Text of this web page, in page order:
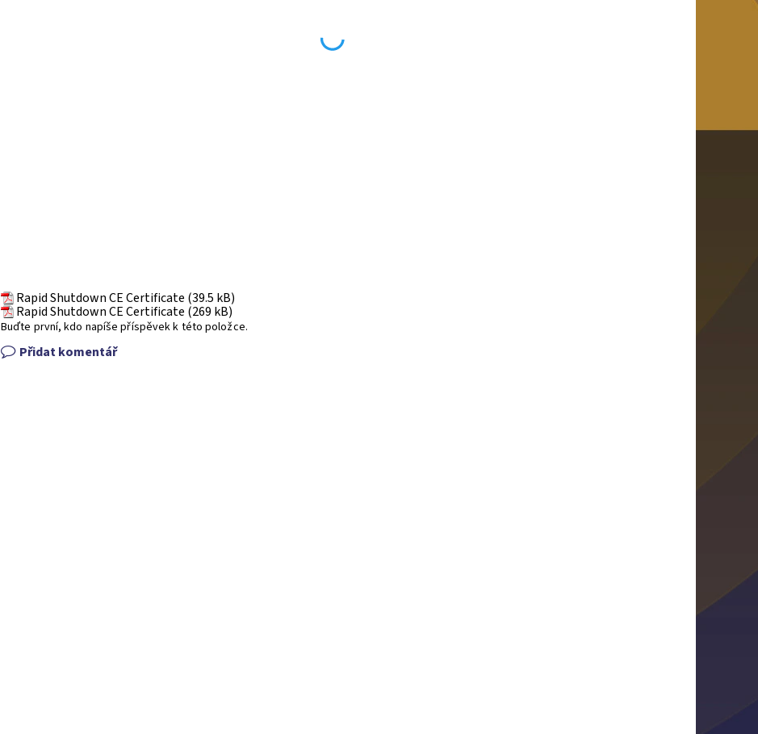
Rapid Shutdown CE Certificate (39.5 kB)
Rapid Shutdown CE Certificate (269 kB)
Buďte první, kdo napíše příspěvek k této položce.
Přidat komentář